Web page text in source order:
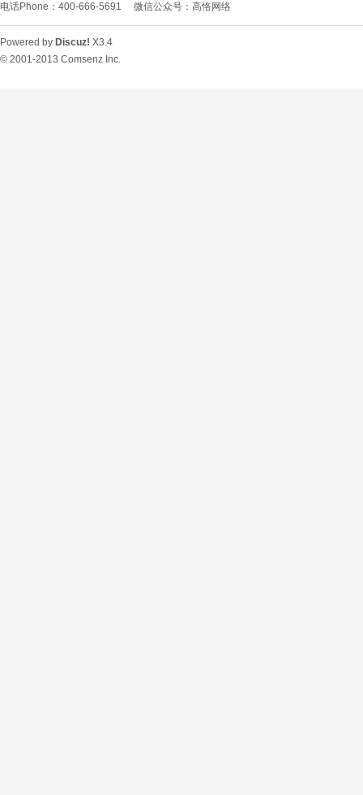
电话Phone：400-666-5691 微信公众号：高恪网络
Powered by Discuz! X3.4
© 2001-2013 Comsenz Inc.